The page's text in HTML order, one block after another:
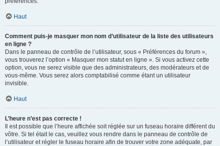
Haut
Comment puis-je masquer mon nom d’utilisateur de la liste des utilisateurs
en ligne ?
Dans le panneau de contrôle de l’utilisateur, sous « Préférences du forum »,
vous trouverez l’option « Masquer mon statut en ligne ». Si vous activez cette
option, vous ne serez visible que des administrateurs, des modérateurs et de
vous-même. Vous serez alors comptabilisé comme étant un utilisateur
invisible.
Haut
L’heure n’est pas correcte !
Il est possible que l’heure affichée soit réglée sur un fuseau horaire différent du
vôtre. Si tel était le cas, veuillez vous rendre dans le panneau de contrôle de
l’utilisateur et régler le fuseau horaire afin de trouver votre zone adéquate, par